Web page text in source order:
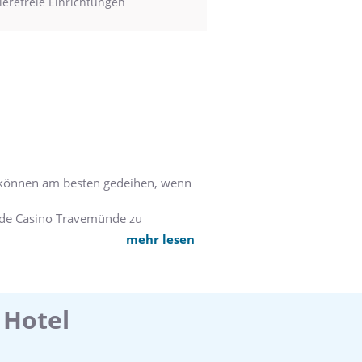
am besten gedeihen, wenn
Casino Travemünde zu
und effektives
oder zu einem
bis zur Realisierung.
mehr lesen